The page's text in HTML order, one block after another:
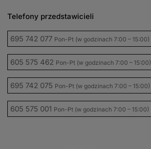
Telefony przedstawicieli
695 742 077 Pon-Pt (w godzinach 7:00 – 15:00)
605 575 462 Pon-Pt (w godzinach 7:00 – 15:00)
695 742 075 Pon-Pt (w godzinach 7:00 – 15:00)
605 575 001 Pon-Pt (w godzinach 7:00 – 15:00)